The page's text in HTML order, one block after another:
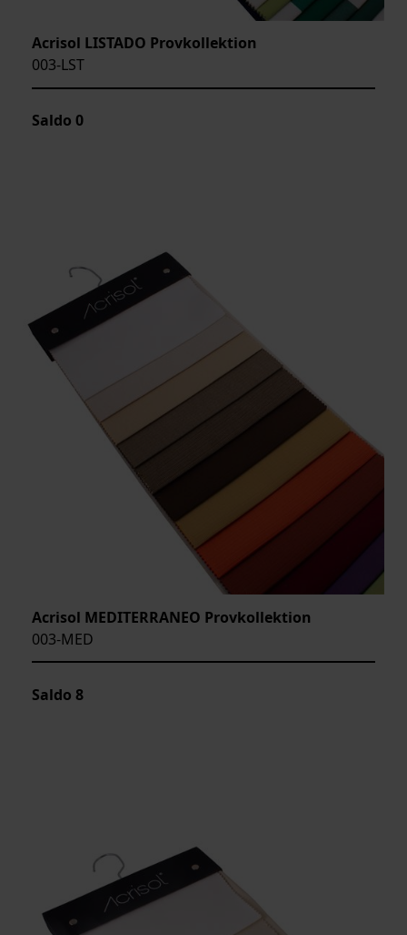
Acrisol LISTADO Provkollektion
003-LST
Saldo 0
Acrisol MEDITERRANEO Provkollektion
003-MED
Saldo 8